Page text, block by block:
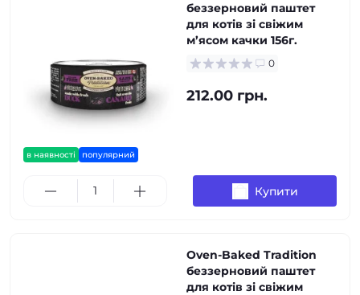
в наявності популярний
беззерновий паштет
для котів зі свіжим
м’ясом качки 156г.
0
212.00 грн.
Купити
Oven-Baked Tradition
беззерновий паштет
для котів зі свіжим